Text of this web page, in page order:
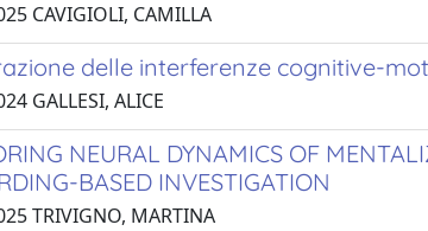
CAVIGIOLI, CAMILLA
delle interferenze cognitive-
GALLESI, ALICE
NEURAL DYNAMICS OF
BASED INVESTIGATION
TRIVIGNO, MARTINA